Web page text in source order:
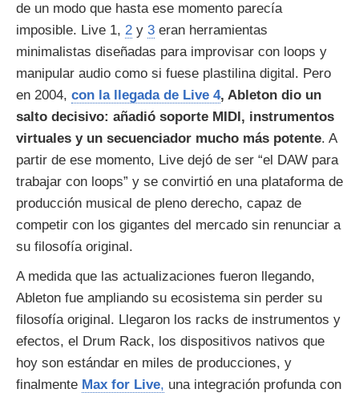
de un modo que hasta ese momento parecía
imposible. Live 1, 2 y 3 eran herramientas
minimalistas diseñadas para improvisar con loops y
manipular audio como si fuese plastilina digital. Pero
en 2004, con la llegada de Live 4, Ableton dio un
salto decisivo: añadió soporte MIDI, instrumentos
virtuales y un secuenciador mucho más potente. A
partir de ese momento, Live dejó de ser “el DAW para
trabajar con loops” y se convirtió en una plataforma de
producción musical de pleno derecho, capaz de
competir con los gigantes del mercado sin renunciar a
su filosofía original.
A medida que las actualizaciones fueron llegando,
Ableton fue ampliando su ecosistema sin perder su
filosofía original. Llegaron los racks de instrumentos y
efectos, el Drum Rack, los dispositivos nativos que
hoy son estándar en miles de producciones, y
finalmente Max for Live, una integración profunda con